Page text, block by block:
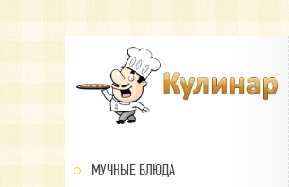
МУЧНЫЕ БЛЮДА